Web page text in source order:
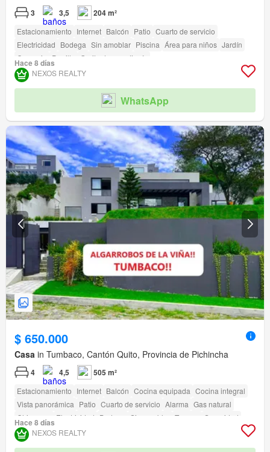
3 3,5 204 m²
Estacionamiento Internet Balcón Patio Cuarto de servicio
Electricidad Bodega Sin amoblar Piscina Área para niños Jardín
Conserje Parrilla Garita de guardianía
Hace 8 días
NEXOS REALTY
WhatsApp
$ 650.000
Casa in Tumbaco, Cantón Quito, Provincia de Pichincha
4 4,5 505 m²
Estacionamiento Internet Balcón Cocina equipada Cocina integral
Vista panorámica Patio Cuarto de servicio Alarma Gas natural
Chimenea
Electricidad Bodega Sin amoblar Terraza
Seguridad
Área para niños Jardín
Hace 8 días
NEXOS REALTY